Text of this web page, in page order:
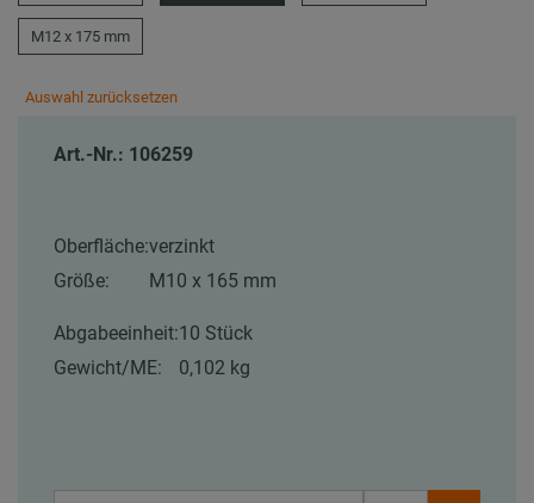
M12 x 175 mm
Auswahl zurücksetzen
Art.-Nr.: 106259
Oberfläche:verzinkt
Größe:
M10 x 165 mm
Abgabeeinheit:10 Stück
Gewicht/ME:
0,102 kg